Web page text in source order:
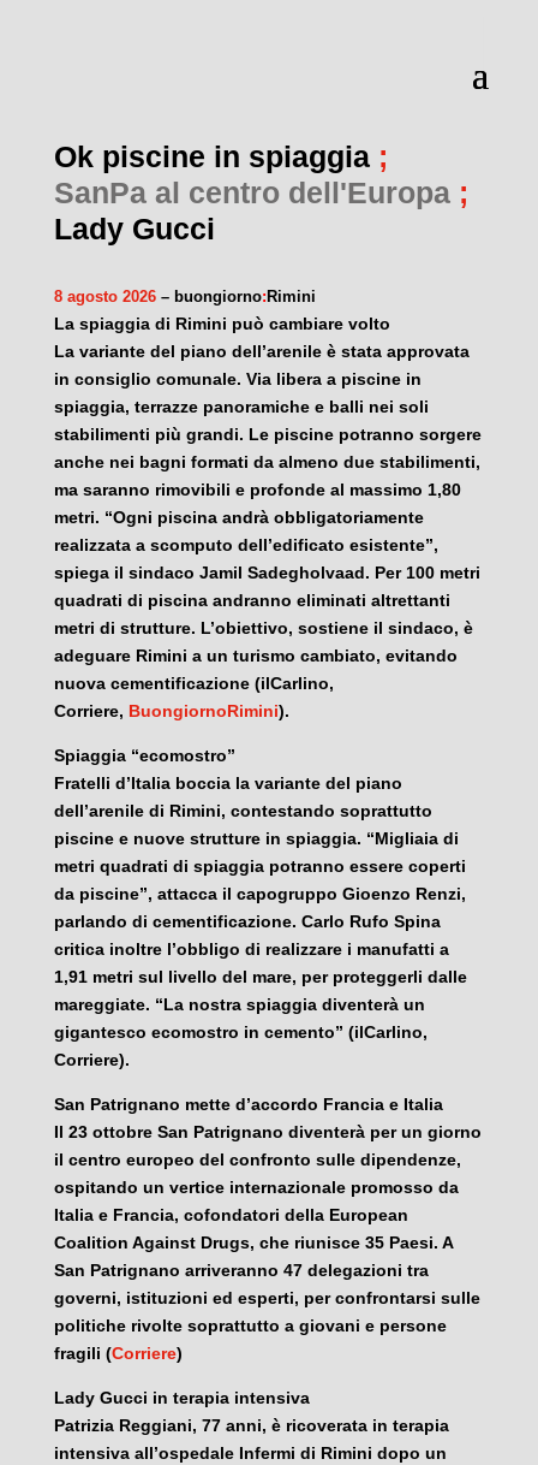
Ok piscine in spiaggia;
SanPa al centro dell'Europa;
Lady Gucci
8 agosto 2026– buongiorno: Rimini
La spiaggia di Rimini può cambiare volto
La variante del piano dell’arenile è stata approvata
in consiglio comunale. Via libera a piscine in
spiaggia, terrazze panoramiche e balli nei soli
stabilimenti più grandi. Le piscine potranno sorgere
anche nei bagni formati da almeno due stabilimenti,
ma saranno rimovibili e profonde al massimo 1,80
metri. “Ogni piscina andrà obbligatoriamente
realizzata a scomputo dell’edificato esistente”,
spiega il sindaco Jamil Sadegholvaad. Per 100 metri
quadrati di piscina andranno eliminati altrettanti
metri di strutture. L’obiettivo, sostiene il sindaco, è
adeguare Rimini a un turismo cambiato, evitando
nuova cementificazione (ilCarlino,
Corriere, BuongiornoRimini).
Spiaggia “ecomostro”
Fratelli d’Italia boccia la variante del piano
dell’arenile di Rimini, contestando soprattutto
piscine e nuove strutture in spiaggia. “Migliaia di
metri quadrati di spiaggia potranno essere coperti
da piscine”, attacca il capogruppo Gioenzo Renzi,
parlando di cementificazione. Carlo Rufo Spina
critica inoltre l’obbligo di realizzare i manufatti a
1,91 metri sul livello del mare, per proteggerli dalle
mareggiate. “La nostra spiaggia diventerà un
gigantesco ecomostro in cemento” (ilCarlino,
Corriere).
San Patrignano mette d’accordo Francia e Italia
Il 23 ottobre San Patrignano diventerà per un giorno
il centro europeo del confronto sulle dipendenze,
ospitando un vertice internazionale promosso da
Italia e Francia, cofondatori della European
Coalition Against Drugs, che riunisce 35 Paesi. A
San Patrignano arriveranno 47 delegazioni tra
governi, istituzioni ed esperti, per confrontarsi sulle
politiche rivolte soprattutto a giovani e persone
fragili (Corriere)
Lady Gucci in terapia intensiva
Patrizia Reggiani, 77 anni, è ricoverata in terapia
intensiva all’ospedale Infermi di Rimini dopo un